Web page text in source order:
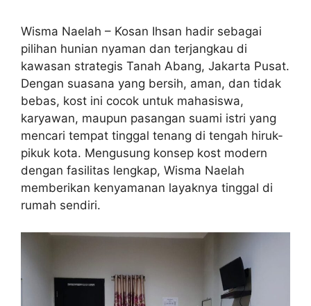
Wisma Naelah – Kosan Ihsan hadir sebagai
pilihan hunian nyaman dan terjangkau di
kawasan strategis Tanah Abang, Jakarta Pusat.
Dengan suasana yang bersih, aman, dan tidak
bebas, kost ini cocok untuk mahasiswa,
karyawan, maupun pasangan suami istri yang
mencari tempat tinggal tenang di tengah hiruk-
pikuk kota. Mengusung konsep kost modern
dengan fasilitas lengkap, Wisma Naelah
memberikan kenyamanan layaknya tinggal di
rumah sendiri.